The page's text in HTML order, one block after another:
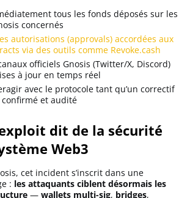
tous les fonds déposés sur les
concernés
autorisations (approvals) accordées aux
via des outils comme Revoke.cash
officiels Gnosis (Twitter/X, Discord)
à jour en temps réel
avec le protocole tant qu’un correctif
confirmé et audité
dit de la sécurité
Web3
cet incident s’inscrit dans une
: les attaquants ciblent désormais les
— wallets multi-sig, bridges,